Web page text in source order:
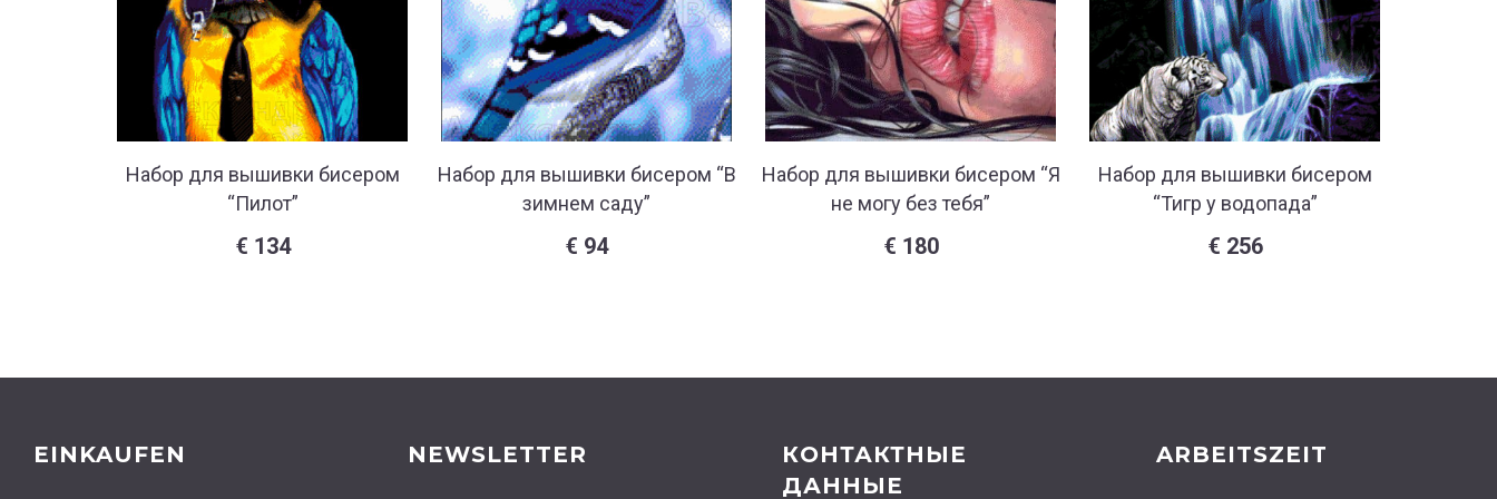
Набор для вышивки бисером
“Пилот”
€ 134
Набор для вышивки бисером “В
зимнем саду”
€ 94
Набор для вышивки бисером “Я
не могу без тебя”
€ 180
Набор для вышивки бисером
“Тигр у водопада”
€ 256
EINKAUFEN NEWSLETTER
КОНТАКТНЫЕ
ДАННЫЕ
ARBEITSZEIT